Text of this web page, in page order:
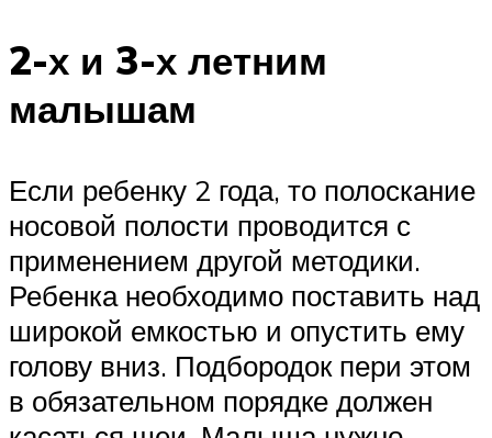
2-х и 3-х летним
малышам
Если ребенку 2 года, то полоскание
носовой полости проводится с
применением другой методики.
Ребенка необходимо поставить над
широкой емкостью и опустить ему
голову вниз. Подбородок пери этом
в обязательном порядке должен